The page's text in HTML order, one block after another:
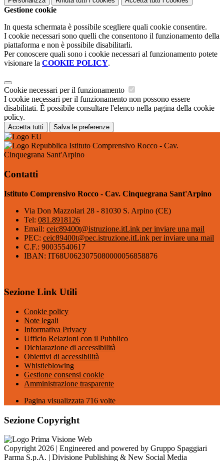
Gestione cookie
In questa schermata è possibile scegliere quali cookie consentire.
I cookie necessari sono quelli che consentono il funzionamento della
piattaforma e non è possibile disabilitarli.
Per conoscere quali sono i cookie necessari al funzionamento potete
visionare la COOKIE POLICY.
Cookie necessari per il funzionamento
I cookie necessari per il funzionamento non possono essere
disabilitati. È possibile consultare l'elenco nella pagina della cookie
policy.
Accetta tutti Salva le preferenze
Istituto Comprensivo Rocco - Cav.
Cinquegrana Sant'Arpino
Contatti
Istituto Comprensivo Rocco - Cav. Cinquegrana Sant'Arpino
Via Don Mazzolari 28 - 81030 S. Arpino (CE)
Tel: 081.8918126
Email: ceic89400t@istruzione.itLink per inviare una mail
PEC: ceic89400t@pec.istruzione.itLink per inviare una mail
C.F.: 90035540617
IBAN: IT68U0623075080000056858876
Sezione Link Utili
Cookie policy
Note legali
Informativa Privacy
Ufficio Relazioni con il Pubblico
Dichiarazione di accessibilità
Obiettivi di accessibilità
Whistleblowing
Gestione consensi cookie
Amministrazione trasparente
Pagina visualizzata 716 volte
Sezione Copyright
Copyright 2026 | Engineered and powered by Gruppo Spaggiari
Parma S.p.A. | Divisione Publishing & New Social Media